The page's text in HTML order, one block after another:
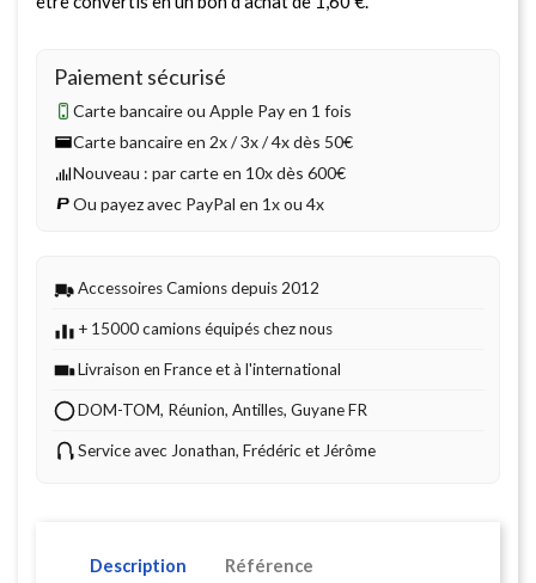
Paiement sécurisé
Carte bancaire ou Apple Pay en 1 fois
Carte bancaire en 2x / 3x / 4x dès 50€
Nouveau : par carte en 10x dès 600€
Ou payez avec PayPal en 1x ou 4x
Accessoires Camions depuis 2012
+ 15000 camions équipés chez nous
Livraison en France et à l'international
DOM-TOM, Réunion, Antilles, Guyane FR
Service avec Jonathan, Frédéric et Jérôme
Description Référence